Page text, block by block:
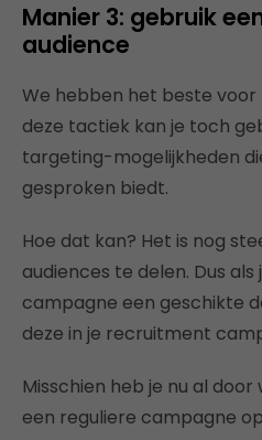
Manier 3: gebruik
audience
We hebben het beste
deze tactiek kan je toch
targeting-mogelijkheden
gesproken biedt.
Hoe dat kan? Het is nog
audiences te delen. Dus
campagne een geschikte
deze in je recruitment
Misschien heb je nu al
een reguliere campagne